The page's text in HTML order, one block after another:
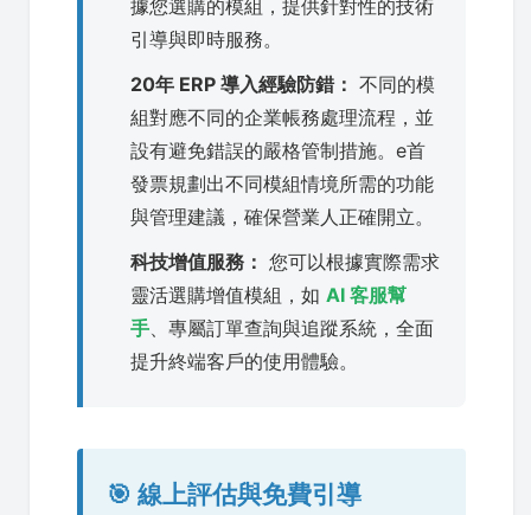
據您選購的模組，提供針對性的技術
引導與即時服務。
20年 ERP 導入經驗防錯： 不同的模
組對應不同的企業帳務處理流程，並
設有避免錯誤的嚴格管制措施。e首
發票規劃出不同模組情境所需的功能
與管理建議，確保營業人正確開立。
科技增值服務： 您可以根據實際需求
靈活選購增值模組，如 AI 客服幫
手、專屬訂單查詢與追蹤系統，全面
提升終端客戶的使用體驗。
🎯 線上評估與免費引導